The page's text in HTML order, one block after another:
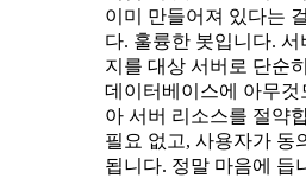
이미 만들어져 있다는
다. 훌륭한 봇입니다. 서
지를 대상 서버로 단순
데이터베이스에 아무것
아 서버 리소스를 절약
필요 없고, 사용자가 동
됩니다. 정말 마음에 듭